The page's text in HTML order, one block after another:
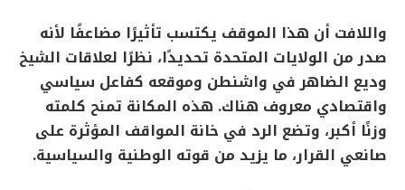
واللافت أن هذا الموقف يكتسب تأثيرًا مضاعفًا لأنه
صدر من الولايات المتحدة تحديدًا، نظرًا لعلاقات الشيخ
وديع الضاهر في واشنطن وموقعه كفاعل سياسي
واقتصادي معروف هناك. هذه المكانة تمنح كلمته
وزنًا أكبر، وتضع الرد في خانة المواقف المؤثرة على
صانعي القرار، ما يزيد من قوته الوطنية والسياسية.